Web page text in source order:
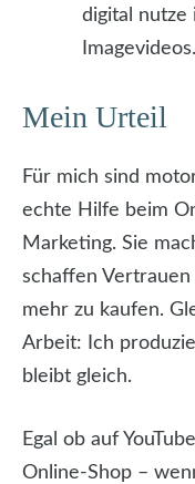
digital nutze
Imagevideos.
Mein Urteil
Für mich sind
echte Hilfe beim
Marketing. Sie
schaffen
mehr zu kaufen.
Arbeit: Ich
bleibt gleich.
Egal ob auf
Online-Shop –